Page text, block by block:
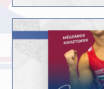
Sára, Hajas Dóra és
Felkészítő edzők:
Csaba.
Gratulálunk a csapat
befektetett munkátokat!